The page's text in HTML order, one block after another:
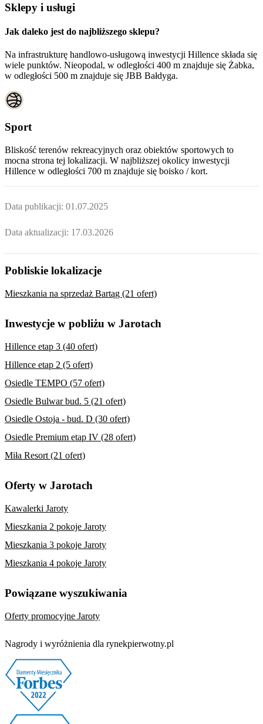
Sklepy i usługi
Jak daleko jest do najbliższego sklepu?
Na infrastrukturę handlowo-usługową inwestycji Hillence składa się
wiele punktów. Nieopodal, w odległości 400 m znajduje się Żabka,
w odległości 500 m znajduje się JBB Bałdyga.
Sport
Bliskość terenów rekreacyjnych oraz obiektów sportowych to
mocna strona tej lokalizacji. W najbliższej okolicy inwestycji
Hillence w odległości 700 m znajduje się boisko / kort.
Data publikacji: 01.07.2025
Data aktualizacji: 17.03.2026
Pobliskie lokalizacje
Mieszkania na sprzedaż Bartąg (21 ofert)
Inwestycje w pobliżu w Jarotach
Hillence etap 3 (40 ofert)
Hillence etap 2 (5 ofert)
Osiedle TEMPO (57 ofert)
Osiedle Bulwar bud. 5 (21 ofert)
Osiedle Ostoja - bud. D (30 ofert)
Osiedle Premium etap IV (28 ofert)
Miła Resort (21 ofert)
Oferty w Jarotach
Kawalerki Jaroty
Mieszkania 2 pokoje Jaroty
Mieszkania 3 pokoje Jaroty
Mieszkania 4 pokoje Jaroty
Powiązane wyszukiwania
Oferty promocyjne Jaroty
Nagrody i wyróżnienia dla rynekpierwotny.pl